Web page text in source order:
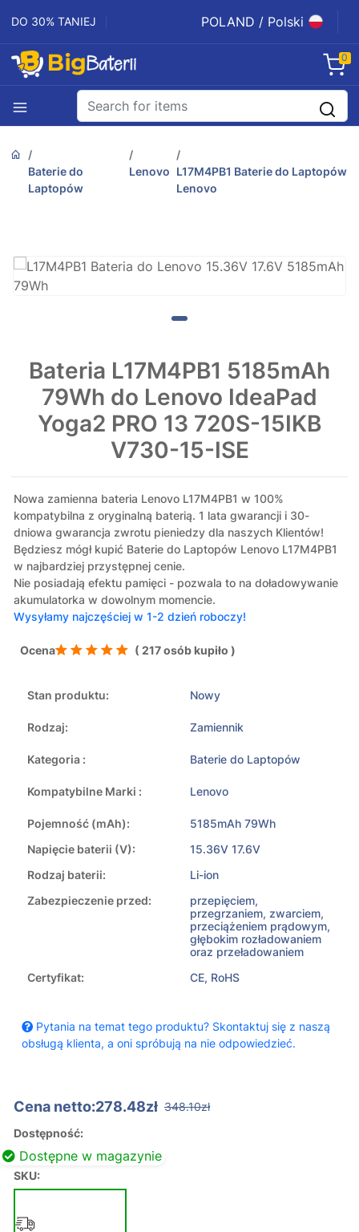
DO 30% TANIEJ POLAND / Polski
0
Baterie do
Laptopów
Lenovo L17M4PB1 Baterie do Laptopów
Lenovo
Bateria L17M4PB1 5185mAh
79Wh do Lenovo IdeaPad
Yoga2 PRO 13 720S-15IKB
V730-15-ISE
Nowa zamienna bateria Lenovo L17M4PB1 w 100%
kompatybilna z oryginalną baterią. 1 lata gwarancji i 30-
dniowa gwarancja zwrotu pieniedzy dla naszych Klientów!
Będziesz mógł kupić Baterie do Laptopów Lenovo L17M4PB1
w najbardziej przystępnej cenie.
Nie posiadają efektu pamięci - pozwala to na doładowywanie
akumulatorka w dowolnym momencie.
Wysyłamy najczęściej w 1-2 dzień roboczy!
Ocena ( 217 osób kupiło )
Stan produktu: Nowy
Rodzaj: Zamiennik
Kategoria : Baterie do Laptopów
Kompatybilne Marki : Lenovo
Pojemność (mAh):
5185mAh 79Wh
Napięcie baterii (V):
15.36V 17.6V
Rodzaj baterii:
Li-ion
Zabezpieczenie przed:
przepięciem,
przegrzaniem, zwarciem,
przeciążeniem prądowym,
głębokim rozładowaniem
oraz przeładowaniem
Certyfikat:
CE, RoHS
Pytania na temat tego produktu? Skontaktuj się z naszą
obsługą klienta, a oni spróbują na nie odpowiedzieć.
Cena netto:278.48zł 348.10zł
Dostępność:
Dostępne w magazynie
SKU: